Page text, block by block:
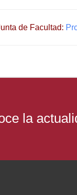
de Facultad:
la